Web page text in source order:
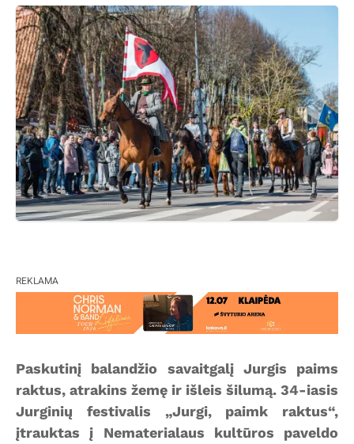
REKLAMA
Paskutinį balandžio savaitgalį Jurgis paims
raktus, atrakins žemę ir išleis šilumą. 34-iasis
Jurginių festivalis „Jurgi, paimk raktus“,
įtrauktas į Nematerialaus kultūros paveldo